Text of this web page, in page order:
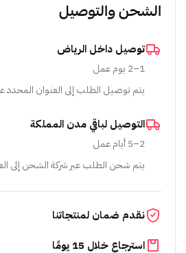
الشحن والتوصيل
توصيل داخل الرياض
1–2 يوم عمل
يتم توصيل الطلب إلى العنوان المحدد
التوصيل لباقي مدن المملكة
2–5 أيام عمل
يتم شحن الطلب عبر شركة الشحن إلى
نقدم ضمان لمنتجاتنا
استرجاع خلال 15 يومًا